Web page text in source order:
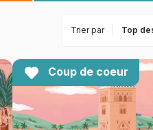
Trier par
Coup de coeur